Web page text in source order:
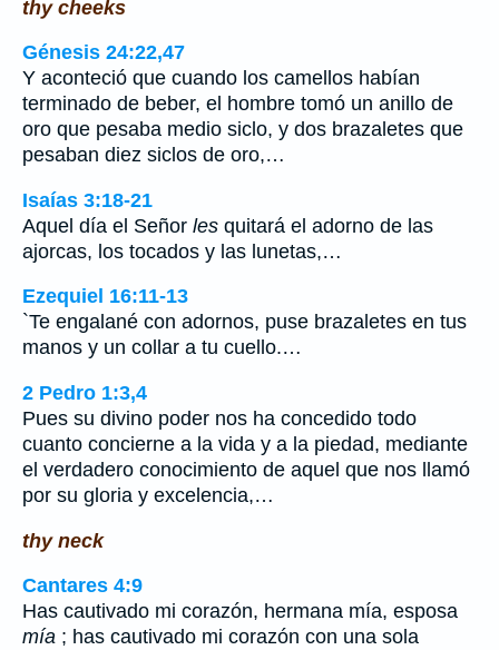
thy cheeks
Génesis 24:22,47
Y aconteció que cuando los camellos habían
terminado de beber, el hombre tomó un anillo de
oro que pesaba medio siclo, y dos brazaletes que
pesaban diez siclos de oro,…
Isaías 3:18-21
Aquel día el Señor les quitará el adorno de las
ajorcas, los tocados y las lunetas,…
Ezequiel 16:11-13
`Te engalané con adornos, puse brazaletes en tus
manos y un collar a tu cuello.…
2 Pedro 1:3,4
Pues su divino poder nos ha concedido todo
cuanto concierne a la vida y a la piedad, mediante
el verdadero conocimiento de aquel que nos llamó
por su gloria y excelencia,…
thy neck
Cantares 4:9
Has cautivado mi corazón, hermana mía, esposa
mía ; has cautivado mi corazón con una sola